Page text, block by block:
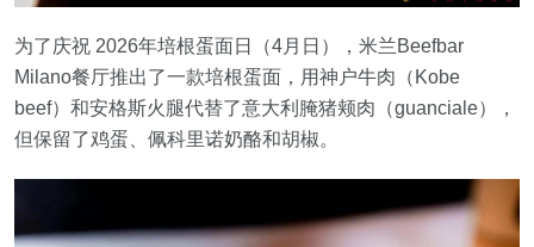
为了庆祝 2026年培根蛋面日（4月日），米兰Beefbar
Milano餐厅推出了一款培根蛋面，用神户牛肉（Kobe
beef）和安格斯火腿代替了意大利腌猪颊肉（guanciale），
但保留了鸡蛋、佩科里诺奶酪和胡椒。